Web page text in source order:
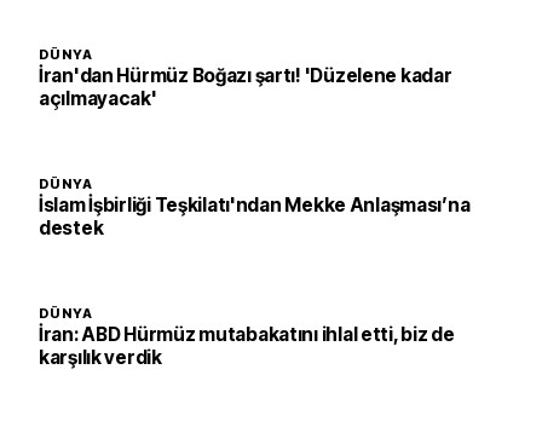
DÜNYA
İran'dan Hürmüz Boğazı şartı! 'Düzelene kadar
açılmayacak'
DÜNYA
İslam İşbirliği Teşkilatı'ndan Mekke Anlaşması’na
destek
DÜNYA
İran: ABD Hürmüz mutabakatını ihlal etti, biz de
karşılık verdik